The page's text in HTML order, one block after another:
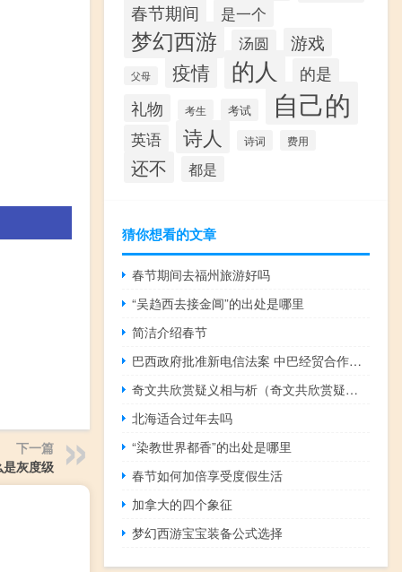
下一篇
是灰度级
春节期间 是一个
梦幻西游 汤圆 游戏
父母 疫情 的人 的是
礼物 考生 考试 自己的
英语 诗人 诗词 费用
还不 都是
猜你想看的文章
春节期间去福州旅游好吗
“吴趋西去接金阊”的出处是哪里
简洁介绍春节
巴西政府批准新电信法案 中巴经贸合作向新领域迈进
奇文共欣赏疑义相与析（奇文共欣赏疑义相与析）
北海适合过年去吗
“染教世界都香”的出处是哪里
春节如何加倍享受度假生活
加拿大的四个象征
梦幻西游宝宝装备公式选择